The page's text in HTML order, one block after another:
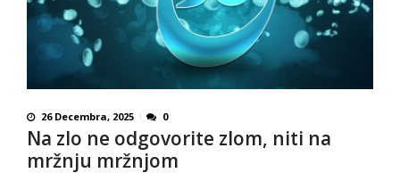
26 Decembra, 2025 0
Na zlo ne odgovorite zlom, niti na
mržnju mržnjom